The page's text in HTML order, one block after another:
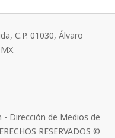
C.P. 01030, Álvaro
Dirección de Medios de
RESERVADOS ©